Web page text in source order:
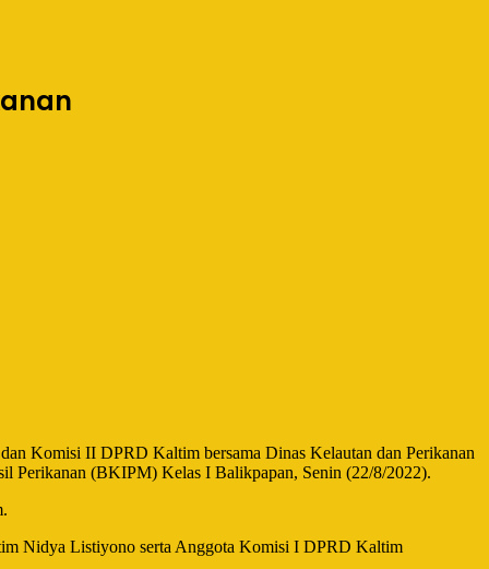
Komisi II DPRD Kaltim bersama Dinas Kelautan dan Perikanan
Perikanan (BKIPM) Kelas I Balikpapan, Senin (22/8/2022).
Nidya Listiyono serta Anggota Komisi I DPRD Kaltim